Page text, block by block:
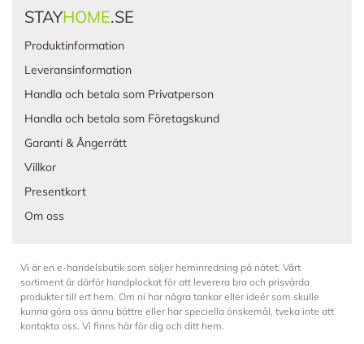
STAYHOME.SE
Produktinformation
Leveransinformation
Handla och betala som Privatperson
Handla och betala som Företagskund
Garanti & Ångerrätt
Villkor
Presentkort
Om oss
Vi är en e-handelsbutik som säljer heminredning på nätet. Vårt
sortiment är därför handplockat för att leverera bra och prisvärda
produkter till ert hem. Om ni har några tankar eller ideér som skulle
kunna göra oss ännu bättre eller har speciella önskemål, tveka inte att
kontakta oss. Vi finns här för dig och ditt hem.